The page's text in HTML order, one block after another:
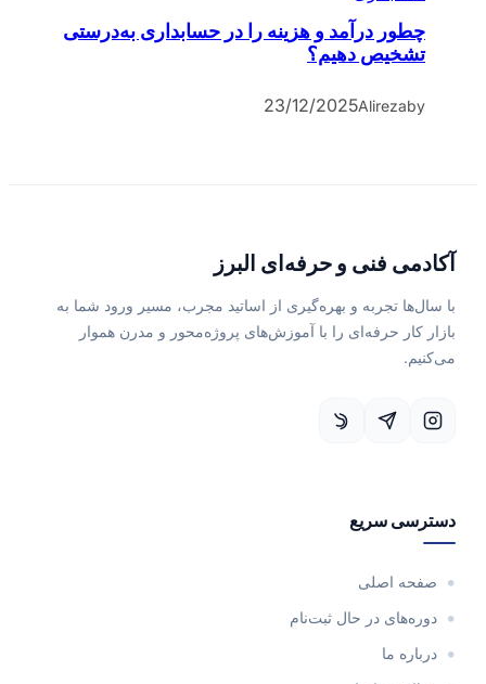
چطور درآمد و هزینه را در حسابداری به‌درستی
تشخیص دهیم؟
by
Alireza
23/12/2025
آکادمی فنی و حرفه‌ای البرز
با سال‌ها تجربه و بهره‌گیری از اساتید مجرب، مسیر ورود شما به
بازار کار حرفه‌ای را با آموزش‌های پروژه‌محور و مدرن هموار
می‌کنیم.
دسترسی سریع
صفحه اصلی
دوره‌های در حال ثبت‌نام
درباره ما